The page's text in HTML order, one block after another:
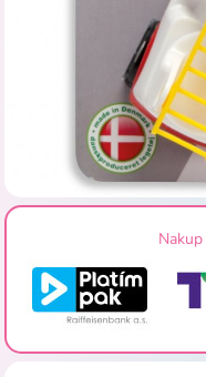
Nakup